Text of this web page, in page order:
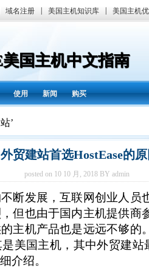
域名注册 美国主机知识库 美国主机
国主机中文指南
使用 新闻 购买
’
外贸建站首选HostEase的
posted on 10 10 月, 2018 BY admin
断发展，互联网创业人员
但也由于国内主机提供商
主机产品也是远远不够的
美国主机，其中外贸建站
介绍。